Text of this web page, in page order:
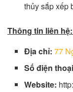
thủy sắp xếp
Thông tin liên hệ:
Địa chỉ:77
Số điện
Website: